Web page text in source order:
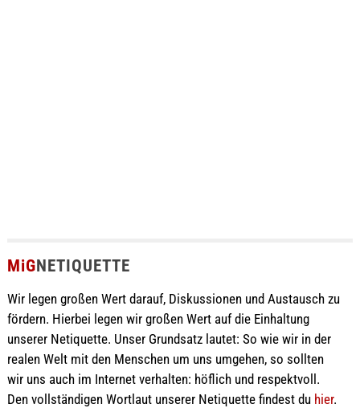
MiGNETIQUETTE
Wir legen großen Wert darauf, Diskussionen und Austausch zu
fördern. Hierbei legen wir großen Wert auf die Einhaltung
unserer Netiquette. Unser Grundsatz lautet: So wie wir in der
realen Welt mit den Menschen um uns umgehen, so sollten
wir uns auch im Internet verhalten: höflich und respektvoll.
Den vollständigen Wortlaut unserer Netiquette findest du hier.